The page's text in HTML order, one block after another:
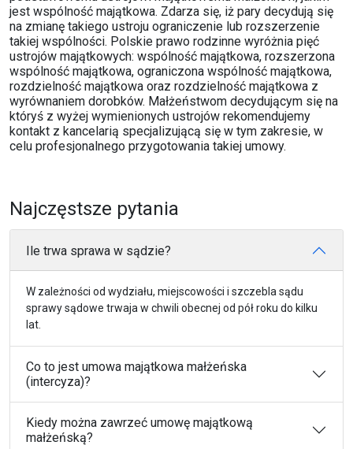
jest wspólność majątkowa. Zdarza się, iż pary decydują się
na zmianę takiego ustroju ograniczenie lub rozszerzenie
takiej wspólności. Polskie prawo rodzinne wyróżnia pięć
ustrojów majątkowych: wspólność majątkowa, rozszerzona
wspólność majątkowa, ograniczona wspólność majątkowa,
rozdzielność majątkowa oraz rozdzielność majątkowa z
wyrównaniem dorobków. Małżeństwom decydującym się na
któryś z wyżej wymienionych ustrojów rekomendujemy
kontakt z kancelarią specjalizującą się w tym zakresie, w
celu profesjonalnego przygotowania takiej umowy.
Najczęstsze pytania
Ile trwa sprawa w sądzie?
W zależności od wydziału, miejscowości i szczebla sądu
sprawy sądowe trwaja w chwili obecnej od pół roku do kilku
lat.
Co to jest umowa majątkowa małżeńska
(intercyza)?
Kiedy można zawrzeć umowę majątkową
małżeńską?